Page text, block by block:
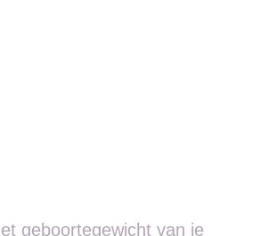
geboortegewicht van je